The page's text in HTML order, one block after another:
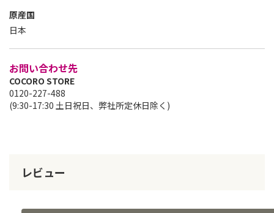
原産国
日本
お問い合わせ先
COCORO STORE
0120-227-488
(9:30-17:30 土日祝日、弊社所定休日除く)
レビュー